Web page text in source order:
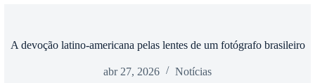
A devoção latino-americana pelas lentes de um fotógrafo brasileiro
abr 27, 2026 Notícias